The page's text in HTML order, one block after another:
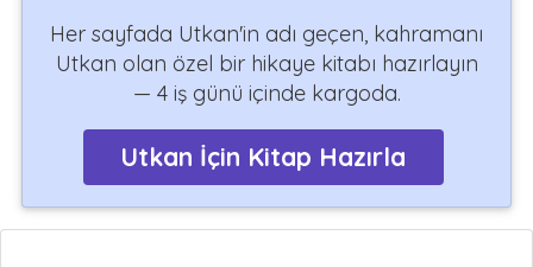
Her sayfada Utkan'in adı geçen, kahramanı
Utkan olan özel bir hikaye kitabı hazırlayın
— 4 iş günü içinde kargoda.
Utkan İçin Kitap Hazırla